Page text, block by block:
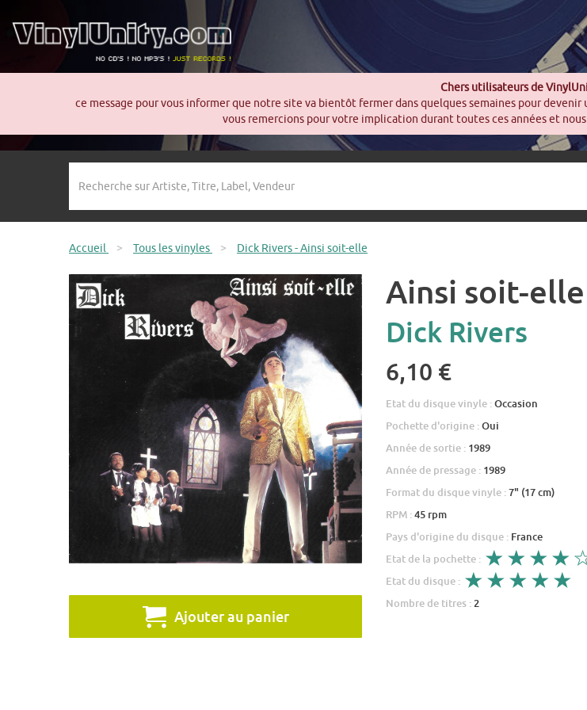
Chers utilisateurs de
ce message pour vous informer que notre site va bientôt fermer dans quelques semaines pour devenir
vous remercions pour votre implication durant toutes ces années et
Accueil > Tous les vinyles > Dick Rivers - Ainsi soit-elle
Ajouter au panier
Ainsi soit-elle
Dick Rivers
6,10 €
Etat du disque vinyle :Occasion
Pochette d'origine :Oui
Année de sortie : 1989
Année de pressage : 1989
Format du disque vinyle :7" (17 cm)
RPM :45 rpm
Pays d'origine du disque : France
Etat de la pochette :
Etat du disque :
Nombre de titres : 2